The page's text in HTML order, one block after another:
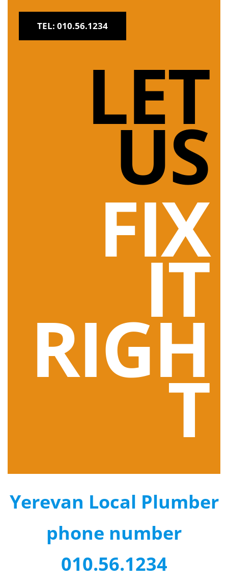
TEL: 010.56.1234
LET
US
FIX
IT
RIGH
T
Yerevan Local Plumber
phone number
010.56.1234